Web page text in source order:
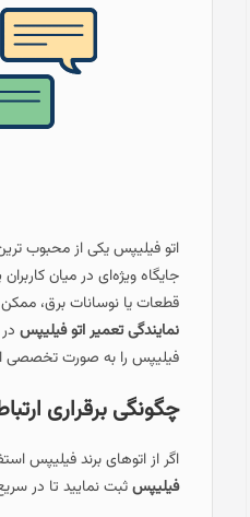
اتو فیلیپس یکی از محبوب‌
جایگاه ویژه‌ای در میان
قطعات یا نوسانات برق،
نمایندگی تعمیر اتو فیلیپس
فیلیپس را به‌ صورت تخصصی
چگونگی برقراری
اگر از اتوهای برند فیلیپس
فیلیپسثبت نمایید تا در